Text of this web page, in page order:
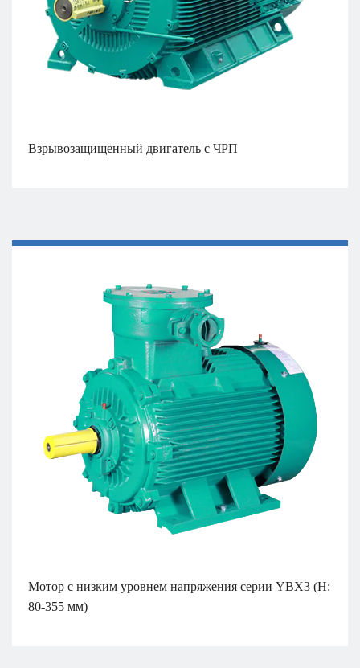
Взрывозащищенный двигатель с ЧРП
Мотор с низким уровнем напряжения серии YBX3 (H:
80-355 мм)